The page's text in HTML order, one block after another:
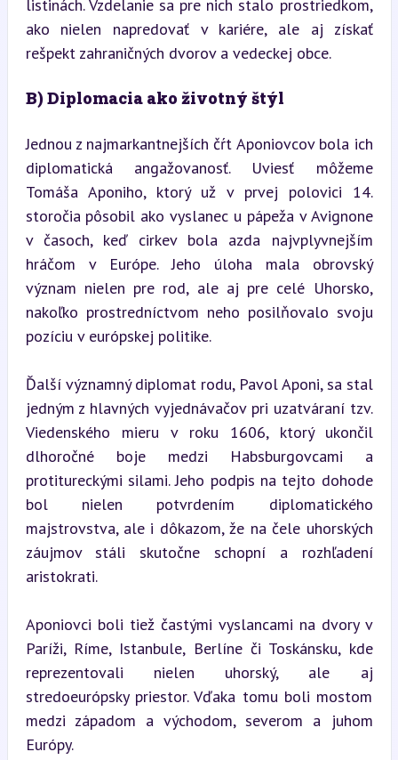
listinách. Vzdelanie sa pre nich stalo prostriedkom,
ako nielen napredovať v kariére, ale aj získať
rešpekt zahraničných dvorov a vedeckej obce.
B) Diplomacia ako životný štýl
Jednou z najmarkantnejších čŕt Aponiovcov bola ich
diplomatická angažovanosť. Uviesť môžeme
Tomáša Aponiho, ktorý už v prvej polovici 14.
storočia pôsobil ako vyslanec u pápeža v Avignone
v časoch, keď cirkev bola azda najvplyvnejším
hráčom v Európe. Jeho úloha mala obrovský
význam nielen pre rod, ale aj pre celé Uhorsko,
nakoľko prostredníctvom neho posilňovalo svoju
pozíciu v európskej politike.
Ďalší významný diplomat rodu, Pavol Aponi, sa stal
jedným z hlavných vyjednávačov pri uzatváraní tzv.
Viedenského mieru v roku 1606, ktorý ukončil
dlhoročné boje medzi Habsburgovcami a
protitureckými silami. Jeho podpis na tejto dohode
bol nielen potvrdením diplomatického
majstrovstva, ale i dôkazom, že na čele uhorských
záujmov stáli skutočne schopní a rozhľadení
aristokrati.
Aponiovci boli tiež častými vyslancami na dvory v
Paríži, Ríme, Istanbule, Berlíne či Toskánsku, kde
reprezentovali nielen uhorský, ale aj
stredoeurópsky priestor. Vďaka tomu boli mostom
medzi západom a východom, severom a juhom
Európy.